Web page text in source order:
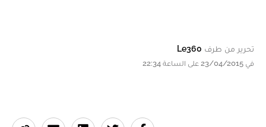
تحرير من طرف Le360
في 23/04/2015 على الساعة 22:34